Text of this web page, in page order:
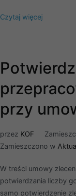
Czytaj więcej
przy
przez KOF
Zamieszczono w
W treści umowy
potwierdzania liczby
samo potwierdzenie